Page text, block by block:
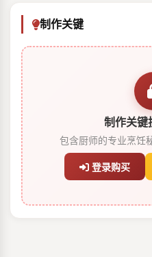
制作关键
制作关键
包含厨师的专业烹饪
登录购买